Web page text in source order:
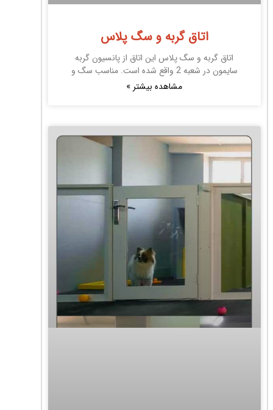
اتاق گربه و سگ پلاس
اتاق گربه و سگ پلاس این اتاق از پانسیون گربه
سایمون در شعبه 2 واقع شده است. مناسب سگ و
مشاهده بیشتر »